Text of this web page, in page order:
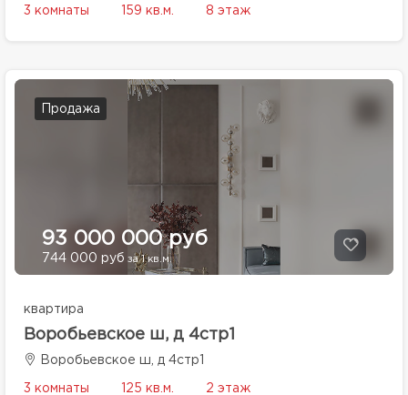
3 комнаты 159 кв.м. 8 этаж
Продажа
93 000 000 руб
744 000 руб за 1 кв.м.
квартира
Воробьевское ш, д 4стр1
Воробьевское ш, д 4стр1
3 комнаты 125 кв.м. 2 этаж